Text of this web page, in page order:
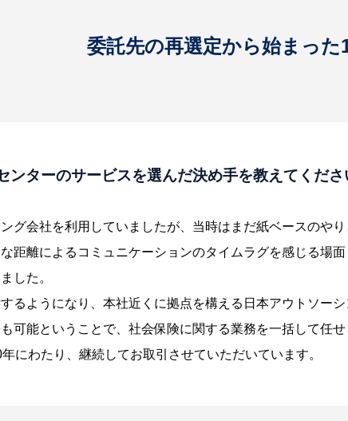
委託先の再選定から始まった
ンターのサービスを選んだ決め手を教えてくださ
グ会社を利用していましたが、当時はまだ紙ベースのや
距離によるコミュニケーションのタイムラグを感じる場
した。
るようになり、本社近くに拠点を構える日本アウトソー
可能ということで、社会保険に関する業務を一括して任
にわたり、継続してお取引させていただいています。